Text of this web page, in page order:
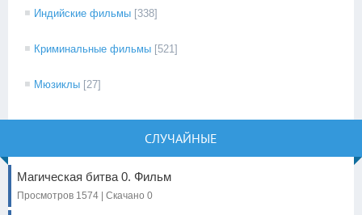
Индийские фильмы [338]
Криминальные фильмы [521]
Мюзиклы [27]
СЛУЧАЙНЫЕ
Магическая битва 0. Фильм
Просмотров 1574 | Скачано 0